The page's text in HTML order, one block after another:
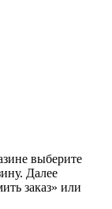
выберите
Далее
заказ» или